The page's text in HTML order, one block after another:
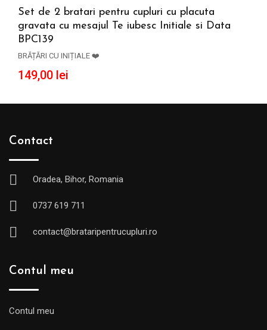
Set de 2 bratari pentru cupluri cu placuta
gravata cu mesajul Te iubesc Initiale si Data
BPC139
BRĂȚĂRI CU INIȚIALE ❤️
149,00 lei
Contact
Oradea, Bihor, Romania
0737 619 711
contact@brataripentrucupluri.ro
Contul meu
Contul meu